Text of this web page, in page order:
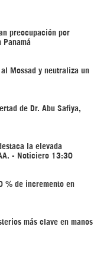
preocupación por
Panamá
Mossad y neutraliza un
de Dr. Abu Safiya,
la elevada
- Noticiero 13:30
% de incremento en
más clave en manos